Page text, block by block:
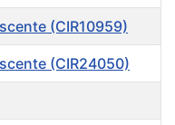
(CIR10959)
(CIR24050)